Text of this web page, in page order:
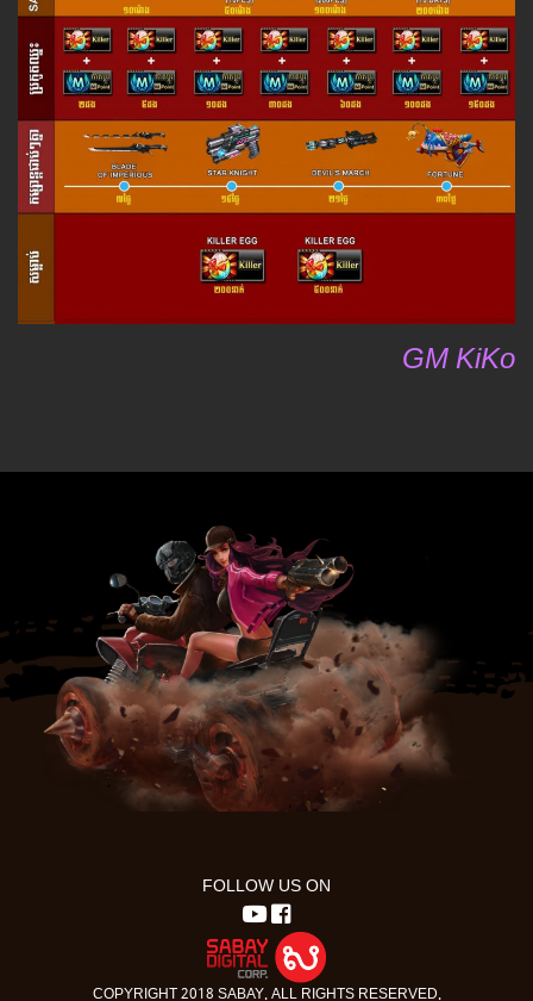
GM KiKo
FOLLOW US ON
COPYRIGHT 2018 SABAY. ALL RIGHTS RESERVED.